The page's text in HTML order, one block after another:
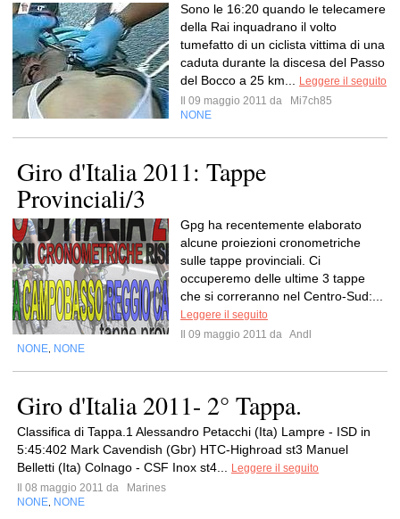
Sono le 16:20 quando le telecamere
della Rai inquadrano il volto
tumefatto di un ciclista vittima di una
caduta durante la discesa del Passo
del Bocco a 25 km...
Leggere il seguito
Il 09 maggio 2011 da
Mi7ch85
NONE
Giro d'Italia 2011: Tappe
Provinciali/3
Gpg ha recentemente elaborato
alcune proiezioni cronometriche
sulle tappe provinciali. Ci
occuperemo delle ultime 3 tappe
che si correranno nel Centro-Sud:...
Leggere il seguito
Il 09 maggio 2011 da Andl
NONE NONE
Giro d'Italia 2011- 2° Tappa.
Classifica di Tappa.1 Alessandro Petacchi (Ita) Lampre - ISD in
5:45:402 Mark Cavendish (Gbr) HTC-Highroad st3 Manuel
Belletti (Ita) Colnago - CSF Inox st4...
Leggere il seguito
Il 08 maggio 2011 da
Marines
NONE NONE